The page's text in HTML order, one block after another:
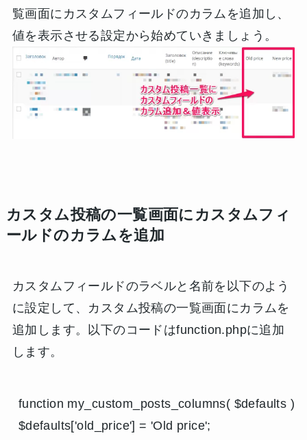
覧画面にカスタムフィールドのカラムを追加し、
値を表示させる設定から始めていきましょう。
カスタム投稿の一覧画面にカスタムフィ
ールドのカラムを追加
カスタムフィールドのラベルと名前を以下のよう
に設定して、カスタム投稿の一覧画面にカラムを
追加します。以下のコードはfunction.phpに追加
します。
function my_custom_posts_columns( $defaults ) {
$defaults['old_price'] = 'Old price';